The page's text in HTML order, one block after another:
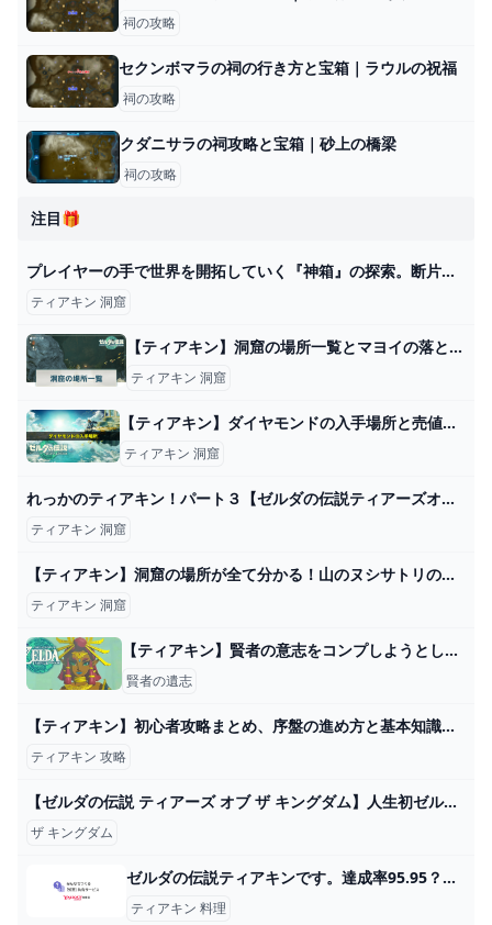
祠の攻略
セクンボマラの祠の行き方と宝箱｜ラウルの祝福
祠の攻略
クダニサラの祠攻略と宝箱｜砂上の橋梁
祠の攻略
注目🎁
プレイヤーの手で世界を開拓していく『神箱』の探索。断片化された土地を修復しながら町やダンジョンを探すのが面白い【特集第2回】 - 電撃オンライン
ティアキン 洞窟
【ティアキン】洞窟の場所一覧とマヨイの落とし物の使い道【ゼルダの伝説ティアーズオブザキングダム】 - 神ゲー攻略
ティアキン 洞窟
【ティアキン】ダイヤモンドの入手場所と売値｜おすすめ周回場所 ワイトのゲーム案内所
ティアキン 洞窟
れっかのティアキン！パート３【ゼルダの伝説ティアーズオブザキングダム】 - YouTube
ティアキン 洞窟
【ティアキン】洞窟の場所が全て分かる！山のヌシサトリの出現場所！マヨイの落とし物も入手し放題！【ゼルダの伝説ティアーズオブザキングダム】 - YouTube
ティアキン 洞窟
【ティアキン】賢者の意志をコンプしようとしてるが難しい件…効率の良い賢者の意志の探し方ってある？ ゼルダの伝説ティアーズオブザキングダム(ティアキン)攻略まとめ-コログ速報
賢者の遺志
【ティアキン】初心者攻略まとめ、序盤の進め方と基本知識【ゼルダの伝説ティアーズオブザキングダム】 ゼルダの伝説ティアーズオブザキングダム(ティアキン)攻略まとめ-コログ速報
ティアキン 攻略
【ゼルダの伝説 ティアーズ オブ ザ キングダム】人生初ゼルダぁぁぁぁぁぁン！！【美鈴】 - YouTube
ザ キングダム
ゼルダの伝説ティアキンです。達成率95.95？だったかな、とに... - Yahoo!知恵袋
ティアキン 料理